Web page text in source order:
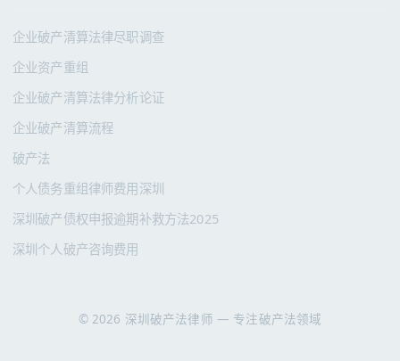
企业破产清算法律尽职调查
企业资产重组
企业破产清算法律分析论证
企业破产清算流程
破产法
个人债务重组律师费用深圳
深圳破产债权申报逾期补救方法2025
深圳个人破产咨询费用
© 2026 深圳破产法律师 — 专注破产法领域